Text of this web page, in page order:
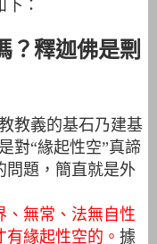
下：
？釋迦佛是剽
教義的基石乃建基
對“緣起性空”真諦
問題，簡直就是外
、無常、法無自性
緣起性空的。 據